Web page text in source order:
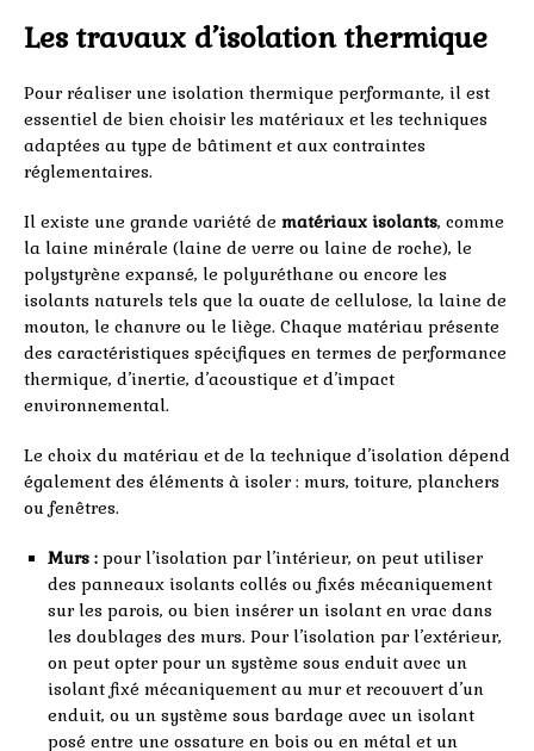
Les travaux d’isolation thermique
Pour réaliser une isolation thermique performante, il est
essentiel de bien choisir les matériaux et les techniques
adaptées au type de bâtiment et aux contraintes
réglementaires.
Il existe une grande variété de matériaux isolants, comme
la laine minérale (laine de verre ou laine de roche), le
polystyrène expansé, le polyuréthane ou encore les
isolants naturels tels que la ouate de cellulose, la laine de
mouton, le chanvre ou le liège. Chaque matériau présente
des caractéristiques spécifiques en termes de performance
thermique, d’inertie, d’acoustique et d’impact
environnemental.
Le choix du matériau et de la technique d’isolation dépend
également des éléments à isoler : murs, toiture, planchers
ou fenêtres.
Murs : pour l’isolation par l’intérieur, on peut utiliser
des panneaux isolants collés ou fixés mécaniquement
sur les parois, ou bien insérer un isolant en vrac dans
les doublages des murs. Pour l’isolation par l’extérieur,
on peut opter pour un système sous enduit avec un
isolant fixé mécaniquement au mur et recouvert d’un
enduit, ou un système sous bardage avec un isolant
posé entre une ossature en bois ou en métal et un